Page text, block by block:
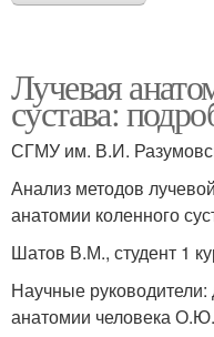
Лучевая
сустава:
СГМУ им. В.И.
Анализ методов
анатомии коленного
Шатов В.М., студент 1
Научные
анатомии человека